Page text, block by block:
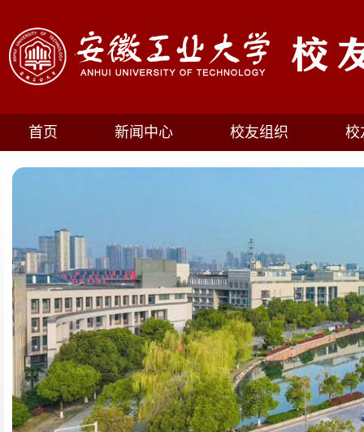
首页 新闻中心 校友组织 校